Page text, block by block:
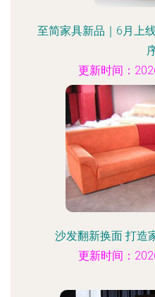
至简家具新品｜6月上
更新时间：
沙发翻新换面 打造
更新时间：